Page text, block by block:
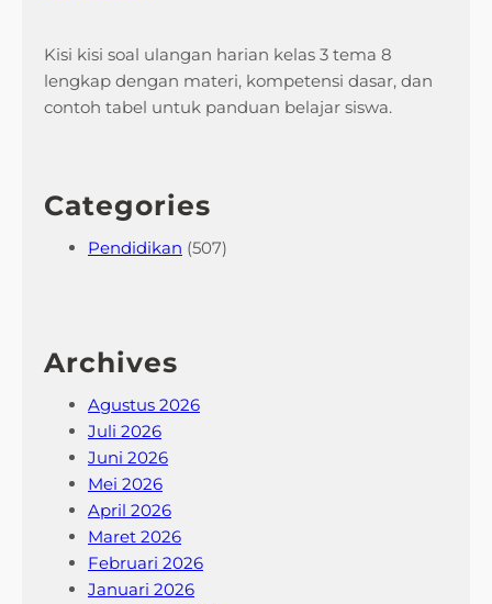
Kisi kisi soal ulangan harian kelas 3 tema 8
lengkap dengan materi, kompetensi dasar, dan
contoh tabel untuk panduan belajar siswa.
Categories
Pendidikan (507)
Archives
Agustus 2026
Juli 2026
Juni 2026
Mei 2026
April 2026
Maret 2026
Februari 2026
Januari 2026